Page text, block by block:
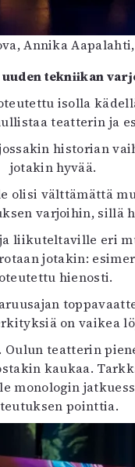
Annika
tekniikan
isolla
teatterin ja
historian
jotakin hyvää.
välttämättä
varjoihin, sillä
liikuteltaville eri
jotakin:
hienosti.
on vaikea
teatterin
kaukaa.
pointtia.